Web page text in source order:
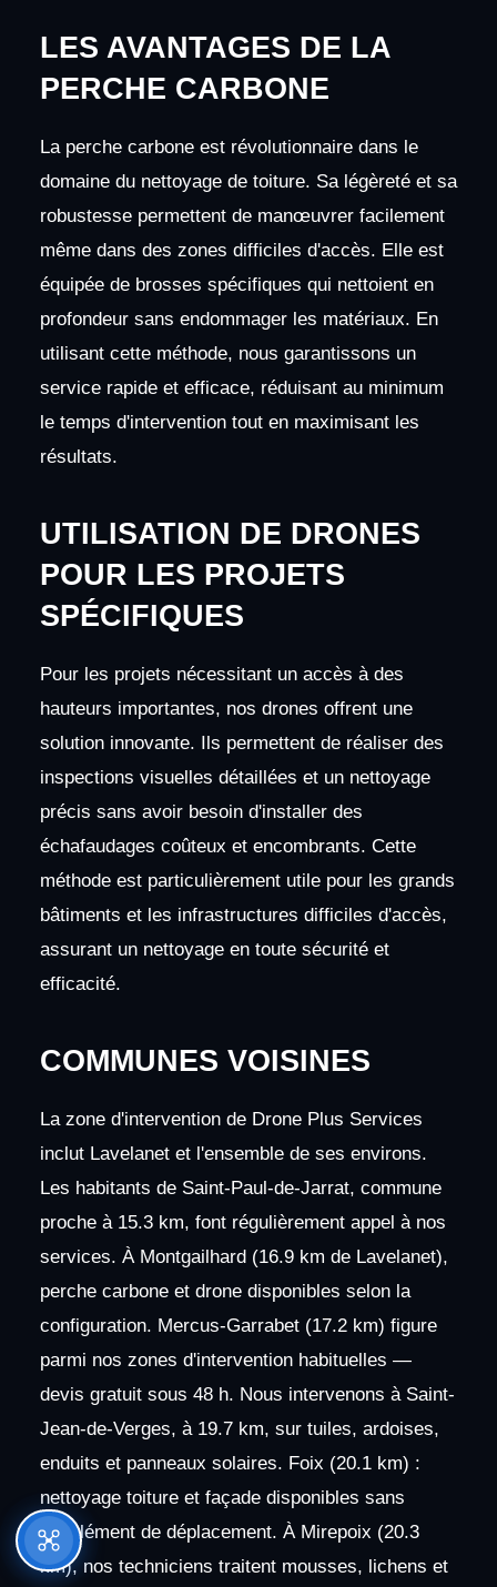
LES AVANTAGES DE LA
PERCHE CARBONE
La perche carbone est révolutionnaire dans le
domaine du nettoyage de toiture. Sa légèreté et sa
robustesse permettent de manœuvrer facilement
même dans des zones difficiles d'accès. Elle est
équipée de brosses spécifiques qui nettoient en
profondeur sans endommager les matériaux. En
utilisant cette méthode, nous garantissons un
service rapide et efficace, réduisant au minimum
le temps d'intervention tout en maximisant les
résultats.
UTILISATION DE DRONES
POUR LES PROJETS
SPÉCIFIQUES
Pour les projets nécessitant un accès à des
hauteurs importantes, nos drones offrent une
solution innovante. Ils permettent de réaliser des
inspections visuelles détaillées et un nettoyage
précis sans avoir besoin d'installer des
échafaudages coûteux et encombrants. Cette
méthode est particulièrement utile pour les grands
bâtiments et les infrastructures difficiles d'accès,
assurant un nettoyage en toute sécurité et
efficacité.
COMMUNES VOISINES
La zone d'intervention de Drone Plus Services
inclut Lavelanet et l'ensemble de ses environs.
Les habitants de Saint-Paul-de-Jarrat, commune
proche à 15.3 km, font régulièrement appel à nos
services. À Montgailhard (16.9 km de Lavelanet),
perche carbone et drone disponibles selon la
configuration. Mercus-Garrabet (17.2 km) figure
parmi nos zones d'intervention habituelles —
devis gratuit sous 48 h. Nous intervenons à Saint-
Jean-de-Verges, à 19.7 km, sur tuiles, ardoises,
enduits et panneaux solaires. Foix (20.1 km) :
nettoyage toiture et façade disponibles sans
supplément de déplacement. À Mirepoix (20.3
km), nos techniciens traitent mousses, lichens et